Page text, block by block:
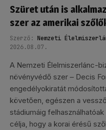
Szüret után is
szer az amerikai
Szerző: Nemzeti
2026.08.07.
A Nemzeti Élelmiszerlánc-
növényvédő szer – Decis
engedélyokiratát
követően, egészen a
stádiumáig
célja, hogy a korai érésű